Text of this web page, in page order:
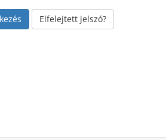
Elfelejtett jelszó?